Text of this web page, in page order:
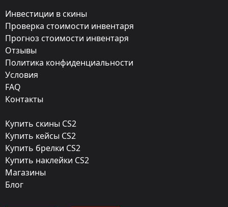
Exterior:
Поношенное
Магний
Finish catalog:
Популярность:
90 %
Инвестиции в скины
Проверка стоимости инвентаря
Прогноз стоимости инвентаря
Отзывы
Политика конфиденциальности
Условия
FAQ
Контакты
Купить скины CS2
Купить кейсы CS2
Купить брелки CS2
Купить наклейки CS2
Магазины
Блог